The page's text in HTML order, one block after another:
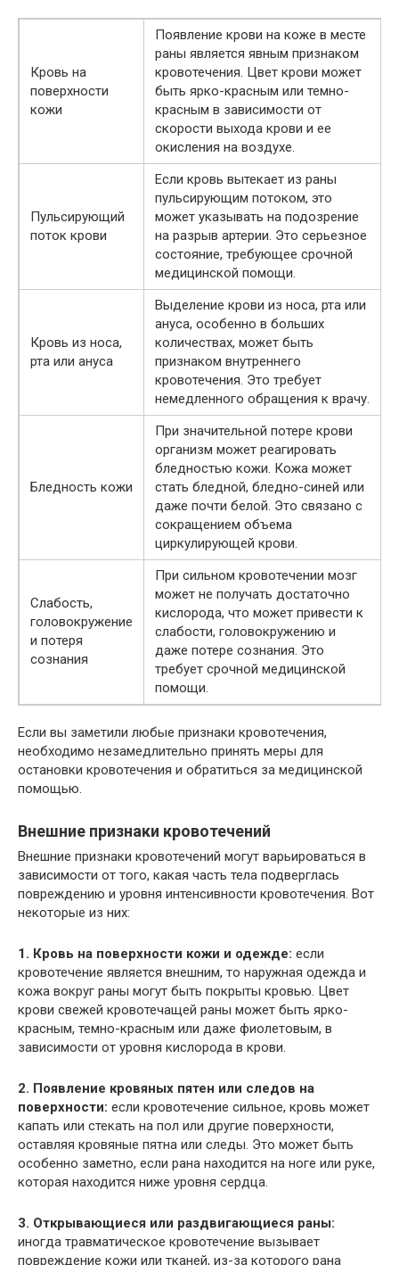
Кровь на
поверхности
кожи
Появление крови на коже в месте
раны является явным признаком
кровотечения. Цвет крови может
быть ярко-красным или темно-
красным в зависимости от
скорости выхода крови и ее
окисления на воздухе.
Пульсирующий
поток крови
Если кровь вытекает из раны
пульсирующим потоком, это
может указывать на подозрение
на разрыв артерии. Это серьезное
состояние, требующее срочной
медицинской помощи.
Кровь из носа,
рта или ануса
Выделение крови из носа, рта или
ануса, особенно в больших
количествах, может быть
признаком внутреннего
кровотечения. Это требует
немедленного обращения к врачу.
Бледность кожи
При значительной потере крови
организм может реагировать
бледностью кожи. Кожа может
стать бледной, бледно-синей или
даже почти белой. Это связано с
сокращением объема
циркулирующей крови.
Слабость,
головокружение
и потеря
сознания
При сильном кровотечении мозг
может не получать достаточно
кислорода, что может привести к
слабости, головокружению и
даже потере сознания. Это
требует срочной медицинской
помощи.
Если вы заметили любые признаки кровотечения,
необходимо незамедлительно принять меры для
остановки кровотечения и обратиться за медицинской
помощью.
Внешние признаки кровотечений
Внешние признаки кровотечений могут варьироваться в
зависимости от того, какая часть тела подверглась
повреждению и уровня интенсивности кровотечения. Вот
некоторые из них:
1. Кровь на поверхности кожи и одежде: если
кровотечение является внешним, то наружная одежда и
кожа вокруг раны могут быть покрыты кровью. Цвет
крови свежей кровотечащей раны может быть ярко-
красным, темно-красным или даже фиолетовым, в
зависимости от уровня кислорода в крови.
2. Появление кровяных пятен или следов на
поверхности: если кровотечение сильное, кровь может
капать или стекать на пол или другие поверхности,
оставляя кровяные пятна или следы. Это может быть
особенно заметно, если рана находится на ноге или руке,
которая находится ниже уровня сердца.
3. Открывающиеся или раздвигающиеся раны:
иногда травматическое кровотечение вызывает
повреждение кожи или тканей, из-за которого рана